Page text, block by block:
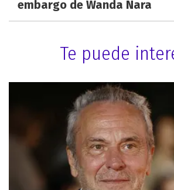
embargo de Wanda Nara
Te puede